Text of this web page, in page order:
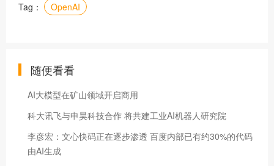
Tag： OpenAI
随便看看
AI大模型在矿山领域开启商用
科大讯飞与申昊科技合作 将共建工业AI机器人研究院
李彦宏：文心快码正在逐步渗透 百度内部已有约30%的代码
由AI生成